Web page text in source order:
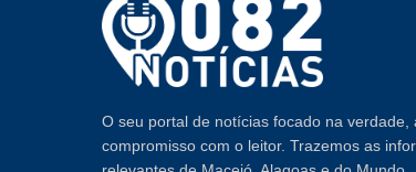
O seu portal de notícias focado na verdade,
compromisso com o leitor. Trazemos as